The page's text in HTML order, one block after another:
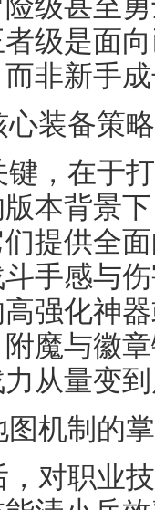
级是面
非新手
心装备策
，在于
本背景
提供全
手感与
强化神
魔与徽
从量变
机制的
对职业